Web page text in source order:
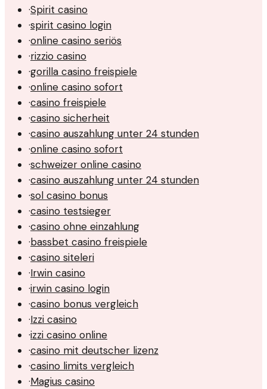
·Spirit casino
·spirit casino login
·online casino seriös
·rizzio casino
·gorilla casino freispiele
·online casino sofort
·casino freispiele
·casino sicherheit
·casino auszahlung unter 24 stunden
·online casino sofort
·schweizer online casino
·casino auszahlung unter 24 stunden
·sol casino bonus
·casino testsieger
·casino ohne einzahlung
·bassbet casino freispiele
·casino siteleri
·Irwin casino
·irwin casino login
·casino bonus vergleich
·Izzi casino
·izzi casino online
·casino mit deutscher lizenz
·casino limits vergleich
·Magius casino